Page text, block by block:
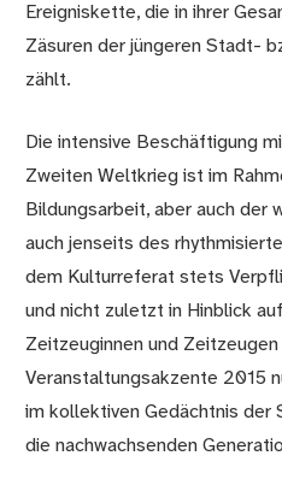
Ereigniskette, die in ihrer
Zäsuren der jüngeren Stadt-
zählt.
Die intensive Beschäftigung
Zweiten Weltkrieg ist im
Bildungsarbeit, aber auch der
auch jenseits des
dem Kulturreferat stets
und nicht zuletzt in Hinblick
Zeitzeuginnen und
Veranstaltungsakzente 2015
im kollektiven Gedächtnis der
die nachwachsenden